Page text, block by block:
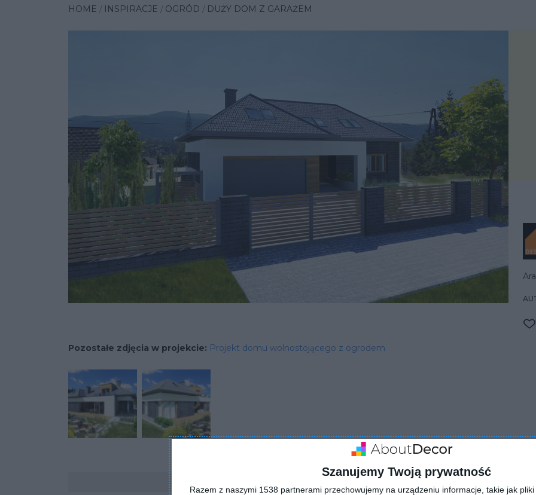
Szanujemy Twoją prywatność
Razem z naszymi 1538 partnerami przechowujemy na urządzeniu informacje, takie jak
HOME INSPIRACJE OGRÓD DUŻY DOM Z GARAŻEM
Pozostałe zdjęcia w projekcie: Projekt domu wolnostojącego z ogrodem
ZADAJ PYTANIE